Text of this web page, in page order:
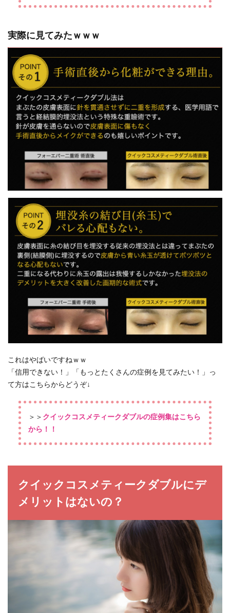
実際に見てみたｗｗｗ
これはやばいですねｗｗ
「信用できない！」「もっとたくさんの症例を見てみたい！」っ
て方はこちらからどうぞ↓
＞＞ クイックコスメティークダブルの症例集はこちら
から！！
クイックコスメティークダブルにデ
メリットはないの？